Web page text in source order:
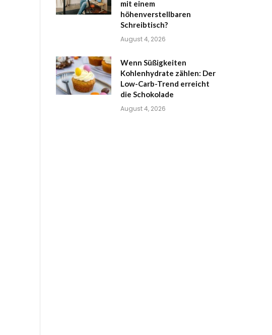
mit einem
höhenverstellbaren
Schreibtisch?
August 4, 2026
Wenn Süßigkeiten
Kohlenhydrate zählen: Der
Low-Carb-Trend erreicht
die Schokolade
August 4, 2026